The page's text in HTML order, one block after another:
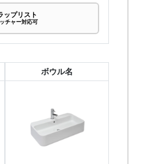
ップリスト
チャー対応可
ボウル名